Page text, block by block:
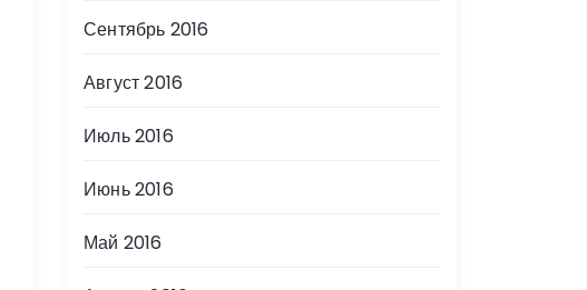
Сентябрь 2016
Август 2016
Июль 2016
Июнь 2016
Май 2016